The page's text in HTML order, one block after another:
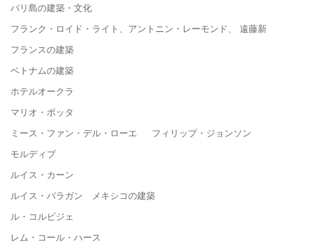
バリ島の建築・文化
フランク・ロイド・ライト、アントニン・レーモンド、 遠藤新
フランスの建築
ベトナムの建築
ホテルオークラ
マリオ・ボッタ
ミース・ファン・デル・ローエ フィリップ・ジョンソン
モルディブ
ルイス・カーン
ルイス・バラガン メキシコの建築
ル・コルビジェ
レム・コール・ハース